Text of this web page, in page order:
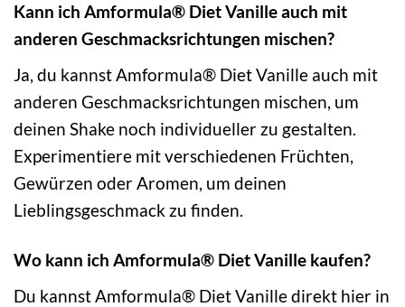
Kann ich Amformula® Diet Vanille auch mit
anderen Geschmacksrichtungen mischen?
Ja, du kannst Amformula® Diet Vanille auch mit
anderen Geschmacksrichtungen mischen, um
deinen Shake noch individueller zu gestalten.
Experimentiere mit verschiedenen Früchten,
Gewürzen oder Aromen, um deinen
Lieblingsgeschmack zu finden.
Wo kann ich Amformula® Diet Vanille kaufen?
Du kannst Amformula® Diet Vanille direkt hier in